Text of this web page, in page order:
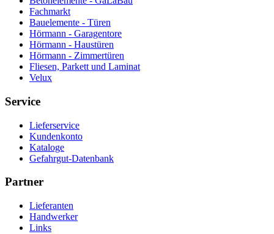
Fachmarkt
Bauelemente - Türen
Hörmann - Garagentore
Hörmann - Haustüren
Hörmann - Zimmertüren
Fliesen, Parkett und Laminat
Velux
Service
Lieferservice
Kundenkonto
Kataloge
Gefahrgut-Datenbank
Partner
Lieferanten
Handwerker
Links